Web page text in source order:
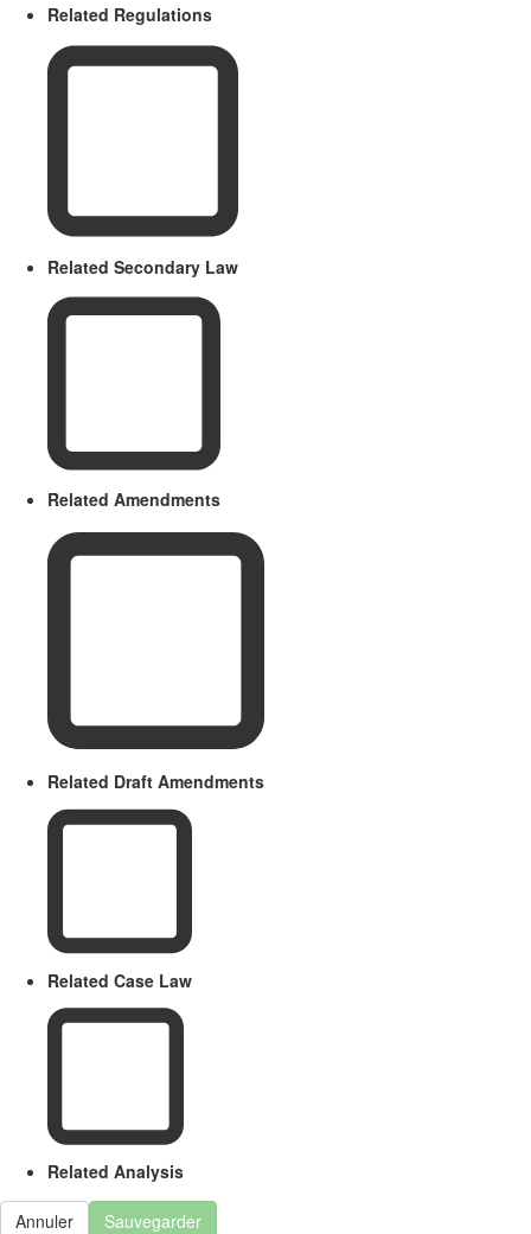
Related Regulations
Related Secondary Law
Related Amendments
Related Draft Amendments
Related Case Law
Related Analysis
Annuler Sauvegarder